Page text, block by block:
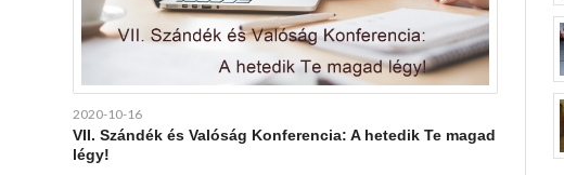
2020-10-16
VII. Szándék és Valóság Konferencia: A hetedik Te magad
légy!